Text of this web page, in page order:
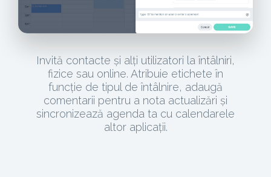
Invită contacte și alți utilizatori la întâlniri,
fizice sau online. Atribuie etichete în
funcție de tipul de întâlnire, adaugă
comentarii pentru a nota actualizări și
sincronizează agenda ta cu calendarele
altor aplicații.